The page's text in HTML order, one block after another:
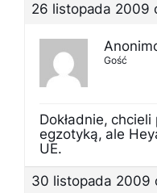
26 listopada 2009
Gość
Dokładnie,
egzotyką, ale
UE.
30 listopada 2009